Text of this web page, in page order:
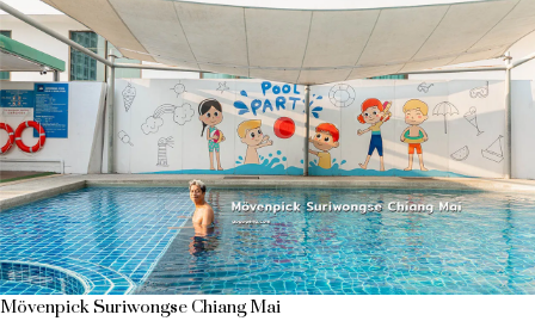
Mövenpick Suriwongse Chiang Mai